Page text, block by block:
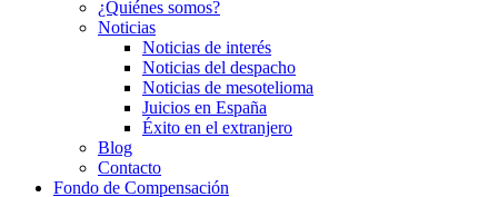
¿Quiénes somos?
Noticias
Noticias de interés
Noticias del despacho
Noticias de mesotelioma
Juicios en España
Éxito en el extranjero
Blog
Contacto
Fondo de Compensación